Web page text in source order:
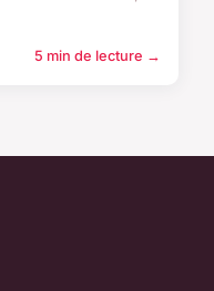
5 min de lecture →